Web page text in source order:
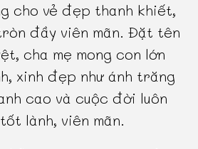
cho vẻ đẹp thanh khiết,
đầy viên mãn. Đặt tên
cha mẹ mong con lớn
xinh đẹp như ánh trăng
cao và cuộc đời luôn
lành, viên mãn.